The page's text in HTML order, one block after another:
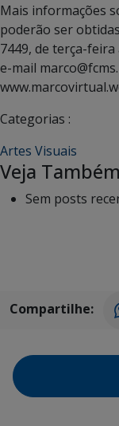
Mais informações
poderão ser
7449, de terça-
e-mail
Categorias :
Artes Visuais
Veja Também
Sem posts
Compartilhe: